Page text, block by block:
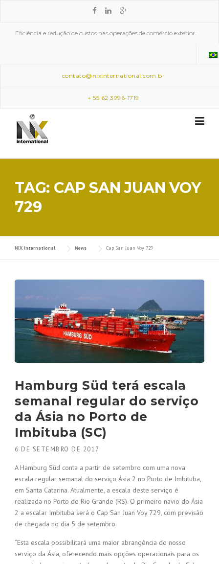
Eficiência e redução de custos nas operações de comércio exterior.
contato@nixinternational.com.br
+ 55 62 3996-1719
TAG: CAP SAN JUAN VOY
729
NIX International News Cap San Juan Voy 729
Hamburg Süd terá escala
semanal regular do serviço
da Ásia no Porto de
Imbituba (SC)
6 DE SETEMBRO DE 2017
A Hamburg Süd conta a partir de setembro com uma nova
escala regular semanal do serviço Ásia 2 no Porto de Imbituba,
em Santa Catarina. Atualmente, a escala deste serviço é
realizada no Porto de Rio Grande (RS). O primeiro navio do Ásia
2 a escalar Imbituba será o Cap San Juan Voy 729, com previsão
de chegada no dia 5 de setembro.
“Esta escala possibilitará uma maior abrangência do nosso
serviço da Ásia, oferecendo mais opções operacionais para os